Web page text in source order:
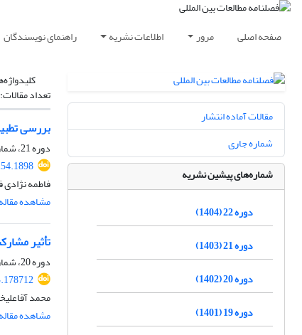
صفحه اصلی مرور اطلاعات نشریه راهنمای نویسندگان
تعداد مقالات:
بررسی
دوره 21، شماره 1، تابستان 1403، صفحه
فاطمه نژادی
مشاهده مقاله
تأثیر
دوره 20، شماره 3، زمستان 1402، صفحه
محمد
مشاهده مقاله
مقالات آماده انتشار
شماره جاری
شماره‌های پیشین نشریه
دوره 22 (1404)
دوره 21 (1403)
دوره 20 (1402)
دوره 19 (1401)